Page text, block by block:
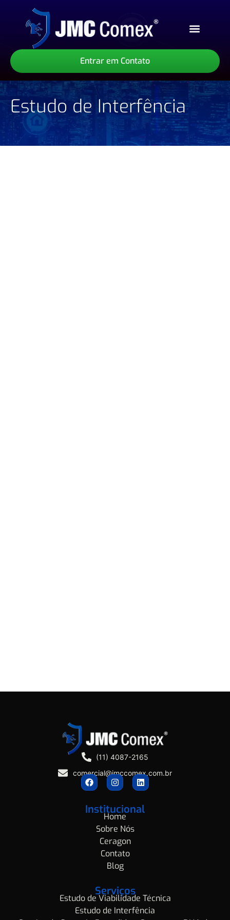
Entrar em Contato
Estudo de Interfência
(11) 4087-2165
comercial@jmccomex.com.br
Institucional
Home
Sobre Nós
Ceragon
Contato
Blog
Serviços
Estudo de Viabilidade Técnica
Estudo de Interfência